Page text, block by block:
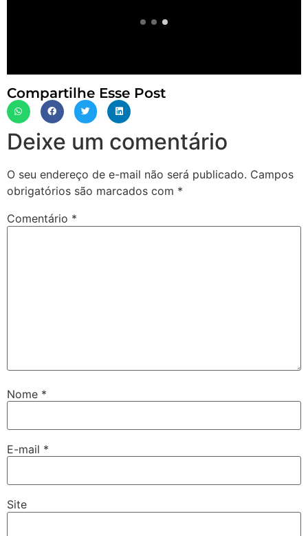
Compartilhe Esse Post
Deixe um comentário
O seu endereço de e-mail não será publicado. Campos
obrigatórios são marcados com *
Comentário *
Nome *
E-mail *
Site